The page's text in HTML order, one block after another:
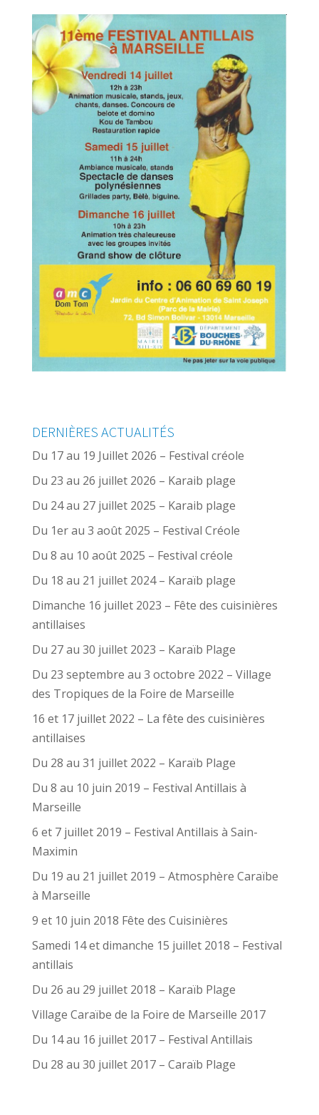
DERNIÈRES ACTUALITÉS
Du 17 au 19 Juillet 2026 – Festival créole
Du 23 au 26 juillet 2026 – Karaib plage
Du 24 au 27 juillet 2025 – Karaib plage
Du 1er au 3 août 2025 – Festival Créole
Du 8 au 10 août 2025 – Festival créole
Du 18 au 21 juillet 2024 – Karaïb plage
Dimanche 16 juillet 2023 – Fête des cuisinières
antillaises
Du 27 au 30 juillet 2023 – Karaïb Plage
Du 23 septembre au 3 octobre 2022 – Village
des Tropiques de la Foire de Marseille
16 et 17 juillet 2022 – La fête des cuisinières
antillaises
Du 28 au 31 juillet 2022 – Karaïb Plage
Du 8 au 10 juin 2019 – Festival Antillais à
Marseille
6 et 7 juillet 2019 – Festival Antillais à Sain-
Maximin
Du 19 au 21 juillet 2019 – Atmosphère Caraïbe
à Marseille
9 et 10 juin 2018 Fête des Cuisinières
Samedi 14 et dimanche 15 juillet 2018 – Festival
antillais
Du 26 au 29 juillet 2018 – Karaïb Plage
Village Caraïbe de la Foire de Marseille 2017
Du 14 au 16 juillet 2017 – Festival Antillais
Du 28 au 30 juillet 2017 – Caraïb Plage